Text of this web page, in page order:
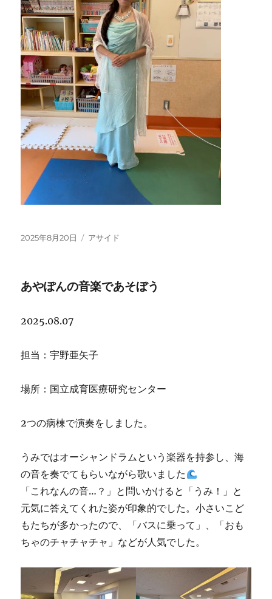
投
2025年8月20日
フ
ッ
アサイド
あやぽんの音楽であそぼう
2025.08.07
担当：宇野亜矢子
場所：国立成育医療研究センター
2つの病棟で演奏をしました。
うみではオーシャンドラムという楽器を持参し、海
の音を奏でてもらいながら歌いました
「これなんの音…？」と問いかけると「うみ！」と
元気に答えてくれた姿が印象的でした。小さいこど
もたちが多かったので、「バスに乗って」、「おも
ちゃのチャチャチャ」などが人気でした。